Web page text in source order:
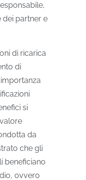
dei partner e
di ricarica
di
si
da
che gli
beneficiano
ovvero